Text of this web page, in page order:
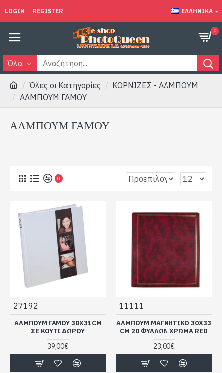
LOGIN REGISTER ΕΛΛΗΝΙΚΆ
0
Όλα
Όλες οι Κατηγορίες
ΚΟΡΝΙΖΕΣ - ΑΛΜΠΟΥΜ
ΑΛΜΠΟΥΜ ΓΑΜΟΥ
ΑΛΜΠΟΥΜ ΓΑΜΟΥ
0
27192
ΆΛΜΠΟΥΜ ΓΆΜΟΥ 30X31CM
ΣΕ ΚΟΥΤΊ ΔΏΡΟΥ
39,00€
11111
AΛΜΠΟΥΜ ΜΑΓΝΗΤΙΚΟ 30X33
CM 20 ΦΥΛΛΩΝ ΧΡΩΜA RED
23,00€